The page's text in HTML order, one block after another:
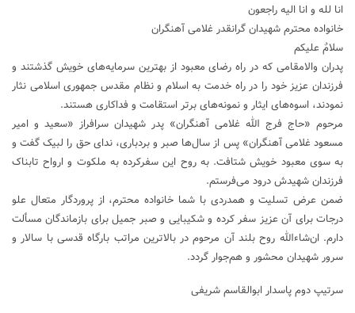
انا لله و انا الیه راجعون
خانواده محترم شهیدان گرانقدر غلامی آهنگران
سلامٌ علیکم
پدران والامقامی که در راه رضای معبود از بهترین سرمایه‌های خویش گذشتند و
فرزندان عزیز خود را در راه خدمت به اسلام و نظام مقدس جمهوری اسلامی نثار
نمودند، اسوه‌های ایثار و نمونه‌های برتر استقامت و فداکاری هستند.
مرحوم «حاج فرج الله غلامی آهنگران» پدر شهیدان سرافراز «سعید و امیر
مسعود غلامی آهنگران» پس از سال‌ها صبر و بردباری، ندای حق را لبیک گفت و
به سوی معبود خویش شتافت. به روح این سفرکرده به ملکوت و ارواح تابناک
فرزندان شهیدش درود می‌فرستم.
ضمن عرض تسلیت و همدردی با شما خانواده محترم، از پروردگار متعال علو
درجات برای آن عزیز سفر کرده و شکیبایی و صبر جمیل برای بازماندگان مسألت
دارم. ان‌شاءالله روح بلند آن مرحوم در بالاترین مراتب بارگاه قدسی با سالار و
سرور شهیدان محشور و هم‌جوار گردد.
سرتیپ دوم پاسدار ابوالقاسم شریفی